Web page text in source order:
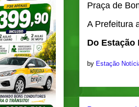
Praça de
A Prefeitura
Do Estação
by Estação